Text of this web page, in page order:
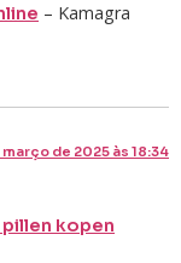
– Kamagra
março de 2025 às 18:34
kopen